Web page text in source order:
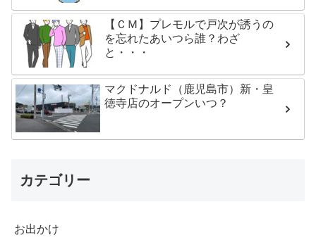
【ＣＭ】プレモルで戸次が誘うの
を忘れたあいつら誰？わざ
と・・・
マクドナルド（鹿児島市）新・皇
徳寺店のオープンいつ？
カテゴリー
お出かけ